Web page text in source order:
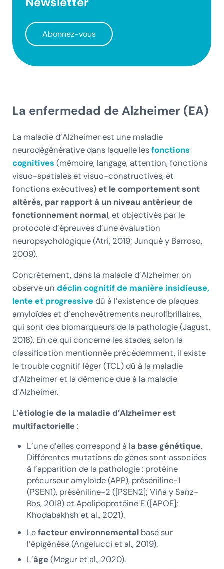
Abonnez-vous
La enfermedad de Alzheimer (EA)
La maladie d’Alzheimer est une maladie
neurodégénérative dans laquelle lesfonctions
cognitives (mémoire, langage, attention, fonctions
visuo-spatiales et visuo-constructives, et
fonctions exécutives) et le comportement sont
altérés, par rapport à un niveau antérieur de
fonctionnement normal, et objectivés par le
protocole d’épreuves d’une évaluation
neuropsychologique (Atri, 2019; Junqué y Barroso,
2009).
Concrètement, dans la maladie d’Alzheimer on
observe un déclin cognitif de manière insidieuse,
lente et progressivedû à l’existence de plaques
amyloïdes et d’enchevêtrements neurofibrillaires,
qui sont des biomarqueurs de la pathologie (Jagust,
2018). En ce qui concerne les stades, selon la
classification mentionnée précédemment, il existe
le trouble cognitif léger (TCL) dû à la maladie
d’Alzheimer et la démence due à la maladie
d’Alzheimer.
L’étiologie de la maladie d’Alzheimer est
multifactorielle:
L’une d’elles correspond à la base génétique.
Différentes mutations de gènes sont associées
à l’apparition de la pathologie : protéine
précurseur amyloïde (APP), préséniline-1
(PSEN1), préséniline-2 ([PSEN2]; Viña y Sanz-
Ros, 2018) et Apolipoprotéine E ([APOE];
Khodabakhsh et al., 2021).
Lefacteur environnemental basé sur
l’épigénèse (Angelucci et al., 2019).
L’âge(Megur et al., 2020).